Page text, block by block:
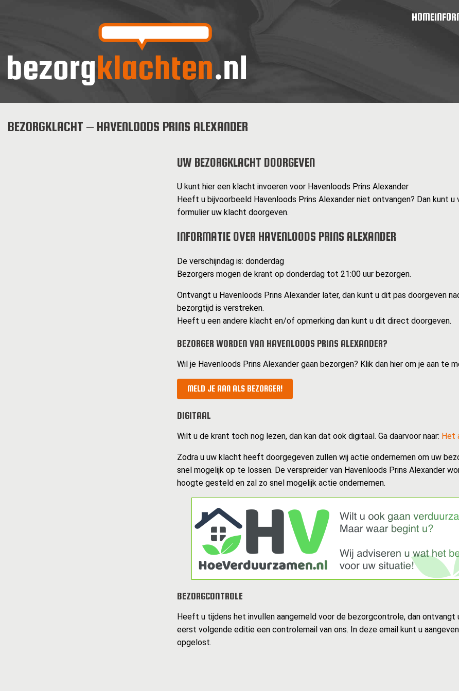
HOME
BEZORGKLACHT – HAVENLOODS PRINS ALEXANDER
UW BEZORGKLACHT DOORGEVEN
U kunt hier een klacht invoeren voor Havenloods Prins Alexander
Heeft u bijvoorbeeld Havenloods Prins Alexander niet ontvangen? Dan kunt u
formulier uw klacht doorgeven.
INFORMATIE OVER HAVENLOODS PRINS ALEXANDER
De verschijndag is: donderdag
Bezorgers mogen de krant op donderdag tot 21:00 uur bezorgen.
Ontvangt u Havenloods Prins Alexander later, dan kunt u dit pas doorgeven
bezorgtijd is verstreken.
Heeft u een andere klacht en/of opmerking dan kunt u dit direct doorgeven.
BEZORGER WORDEN VAN HAVENLOODS PRINS ALEXANDER?
Wil je Havenloods Prins Alexander gaan bezorgen? Klik dan hier om je aan te
MELD JE AAN ALS BEZORGER!
DIGITAAL
Wilt u de krant toch nog lezen, dan kan dat ook digitaal. Ga daarvoor naar: Het
Zodra u uw klacht heeft doorgegeven zullen wij actie ondernemen om uw
snel mogelijk op te lossen. De verspreider van Havenloods Prins Alexander
hoogte gesteld en zal zo snel mogelijk actie ondernemen.
BEZORGCONTROLE
Heeft u tijdens het invullen aangemeld voor de bezorgcontrole, dan ontvangt
eerst volgende editie een controlemail van ons. In deze email kunt u
opgelost.